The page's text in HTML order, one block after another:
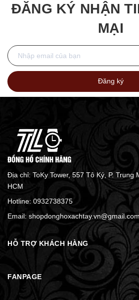
ĐĂNG KÝ NHẬN
MẠI
Đăng ký
Địa chỉ: ToKy Tower, 557 Tô Ký, P. Trung
HCM
Hotline: 0932738375
Email:
HỖ TRỢ KHÁCH HÀNG
FANPAGE